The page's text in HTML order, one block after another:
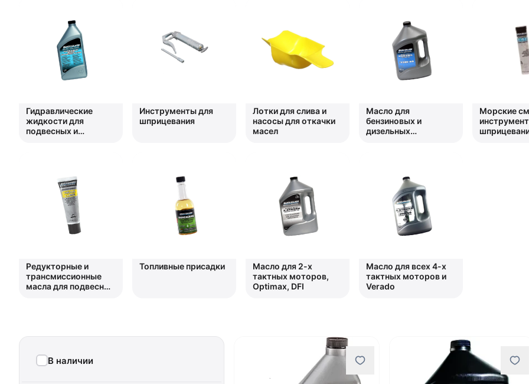
Гидравлические
жидкости для
подвесных и
Инструменты для
шприцевания
Лотки для слива и
насосы для откачки
масел
Масло для
бензиновых и
дизельных
Морские
Редукторные и
трансмиссионные
масла для подвесных
Топливные присадки
Масло для 2-х
тактных моторов,
Optimax, DFI
Масло для всех 4-х
тактных моторов и
Verado
В наличии